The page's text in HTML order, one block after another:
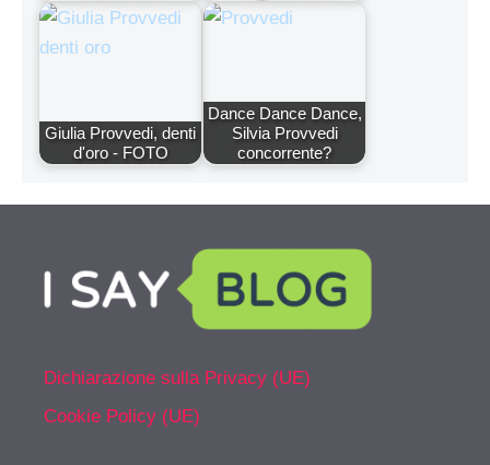
Giulia Provvedi, denti
d'oro - FOTO
Dance Dance Dance,
Silvia Provvedi
concorrente?
Dichiarazione sulla Privacy (UE)
Cookie Policy (UE)